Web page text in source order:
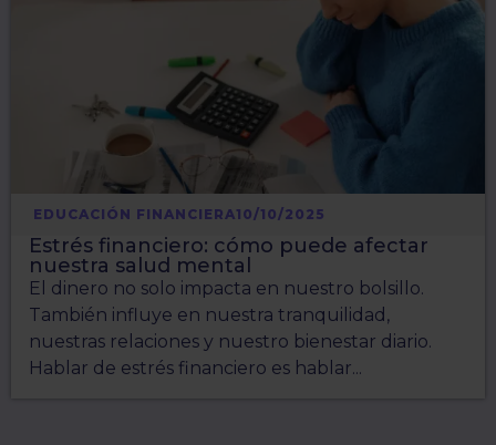
EDUCACIÓN FINANCIERA10/10/2025
Estrés financiero: cómo puede afectar
nuestra salud mental
El dinero no solo impacta en nuestro bolsillo.
También influye en nuestra tranquilidad,
nuestras relaciones y nuestro bienestar diario.
Hablar de estrés financiero es hablar...